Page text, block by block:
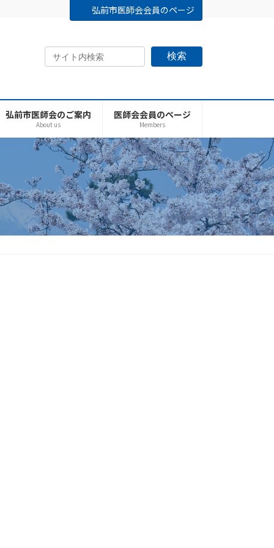
弘前市医師会会員のページ
検索
弘前市医師会のご案内
About us
医師会会員のページ
Members